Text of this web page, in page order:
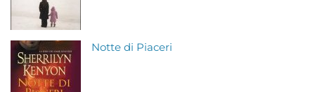
Notte di Piaceri